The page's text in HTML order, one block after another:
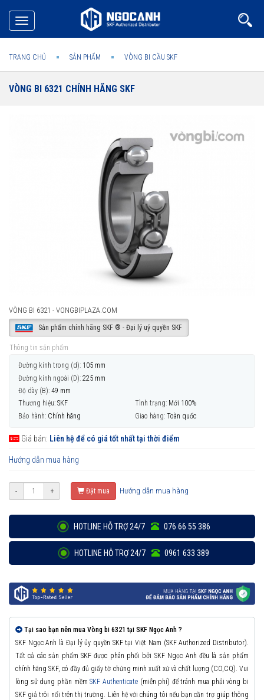
Toggle
navigation
TRANG CHỦ SẢN PHẨM VÒNG BI CẦU SKF
VÒNG BI 6321 CHÍNH HÃNG SKF
VÒNG BI 6321 - VONGBIPLAZA.COM
Sản phẩm chính hãng SKF ® - Đại lý uỷ quyền SKF
Thông tin sản phẩm
Đường kính trong (d): 105 mm
Đường kính ngoài (D): 225 mm
Độ dày (B): 49 mm
Thương hiệu: SKF Tình trạng: Mới 100%
Bảo hành: Chính hãng Giao hàng: Toàn quốc
Giá bán: Liên hệ để có giá tốt nhất tại thời điểm
Hướng dẫn mua hàng
- + Đặt mua Hướng dẫn mua hàng
HOTLINE HỖ TRỢ 24/7 076 66 55 386
HOTLINE HỖ TRỢ 24/7 0961 633 389
Tại sao bạn nên mua Vòng bi 6321 tại SKF Ngọc Anh ?
SKF Ngọc Anh là Đại lý ủy quyền SKF tại Việt Nam (SKF Authorized Distributor).
Tất cả các sản phẩm SKF được phân phối bởi SKF Ngọc Anh đều là sản phẩm
chính hãng SKF, có đầy đủ giấy tờ chứng minh xuất xứ và chất lượng (CO,CQ). Vui
lòng sử dụng phần mềmSKF Authenticate(miễn phí) để tránh mua phải vòng bi
SKF giả trôi nổi trên thị trường. Liên hệ với chúng tôi nếu bạn cần trợ giúp thông